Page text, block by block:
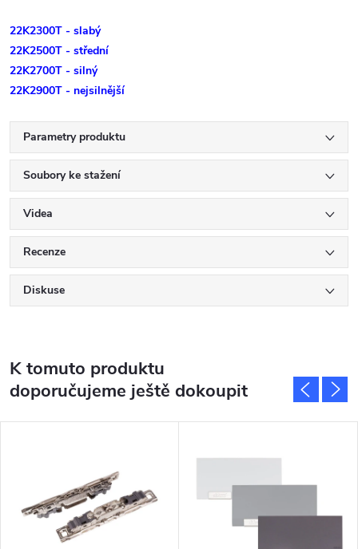
22K2300T - slabý
22K2500T - střední
22K2700T - silný
22K2900T - nejsilnější
Parametry produktu
Soubory ke stažení
Videa
Recenze
Diskuse
K tomuto produktu
doporučujeme ještě dokoupit